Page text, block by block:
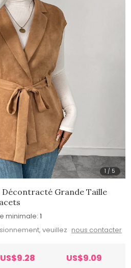
1 / 5
Décontracté Grande Taille
minimale: 1
veuillez nous contacter
US$9.28 US$9.09